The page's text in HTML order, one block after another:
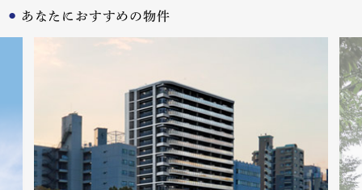
あなたにおすすめの物件